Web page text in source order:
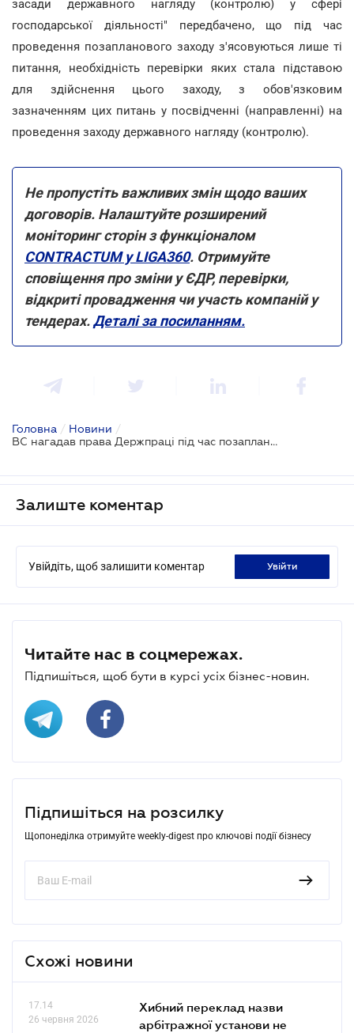
засади державного нагляду (контролю) у сфері
господарської діяльності" передбачено, що під час
проведення позапланового заходу з'ясовуються лише ті
питання, необхідність перевірки яких стала підставою
для здійснення цього заходу, з обов'язковим
зазначенням цих питань у посвідченні (направленні) на
проведення заходу державного нагляду (контролю).
Не пропустіть важливих змін щодо ваших
договорів. Налаштуйте розширений
моніторинг сторін з функціоналом
CONTRACTUM у LIGA360. Отримуйте
сповіщення про зміни у ЄДР, перевірки,
відкриті провадження чи участь компаній у
тендерах.Деталі за посиланням.
Головна / Новини /
ВС нагадав права Держпраці під час позапланової перевірки
Залиште коментар
Увійдіть, щоб залишити коментар увійти
Читайте нас в соцмережах.
Підпишіться, щоб бути в курсі усіх бізнес-новин.
Підпишіться на розсилку
Щопонеділка отримуйте weekly-digest про ключові події бізнесу
Схожі новини
17.14
26 червня 2026
Хибний переклад назви
арбітражної установи не